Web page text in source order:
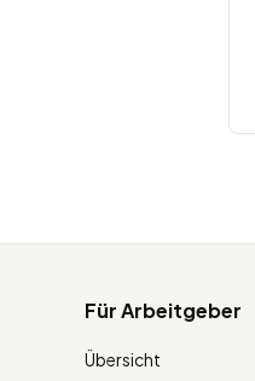
Für Arbeitgeber
Übersicht